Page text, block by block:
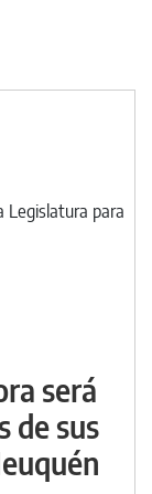
será
de sus